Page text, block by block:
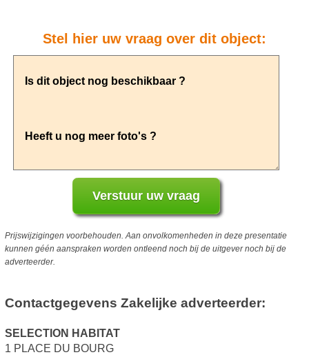
Stel hier uw vraag over dit object:
Prijswijzigingen voorbehouden. Aan onvolkomenheden in deze presentatie
kunnen géén aanspraken worden ontleend noch bij de uitgever noch bij de
adverteerder.
Contactgegevens Zakelijke adverteerder:
SELECTION HABITAT
1 PLACE DU BOURG